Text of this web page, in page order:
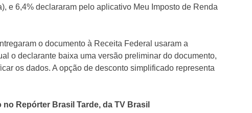
e 6,4% declararam pelo aplicativo Meu Imposto de Renda
o documento à Receita Federal usaram a
o declarante baixa uma versão preliminar do documento,
os dados. A opção de desconto simplificado representa
Repórter Brasil Tarde, da TV Brasil